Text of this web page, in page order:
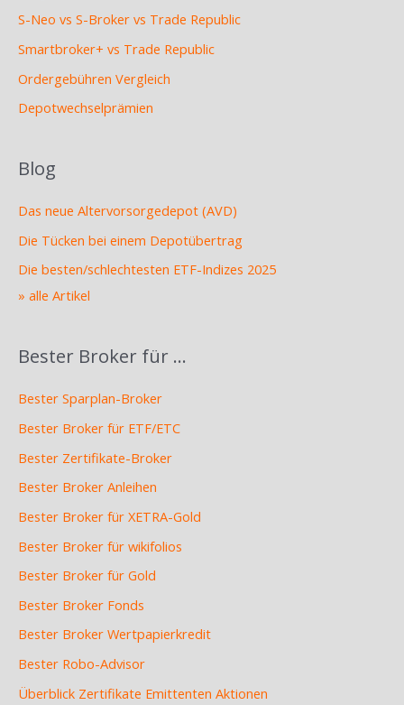
S-Neo vs S-Broker vs Trade Republic
Smartbroker+ vs Trade Republic
Ordergebühren Vergleich
Depotwechselprämien
Blog
Das neue Altervorsorgedepot (AVD)
Die Tücken bei einem Depotübertrag
Die besten/schlechtesten ETF-Indizes 2025
» alle Artikel
Bester Broker für …
Bester Sparplan-Broker
Bester Broker für ETF/ETC
Bester Zertifikate-Broker
Bester Broker Anleihen
Bester Broker für XETRA-Gold
Bester Broker für wikifolios
Bester Broker für Gold
Bester Broker Fonds
Bester Broker Wertpapierkredit
Bester Robo-Advisor
Überblick Zertifikate Emittenten Aktionen